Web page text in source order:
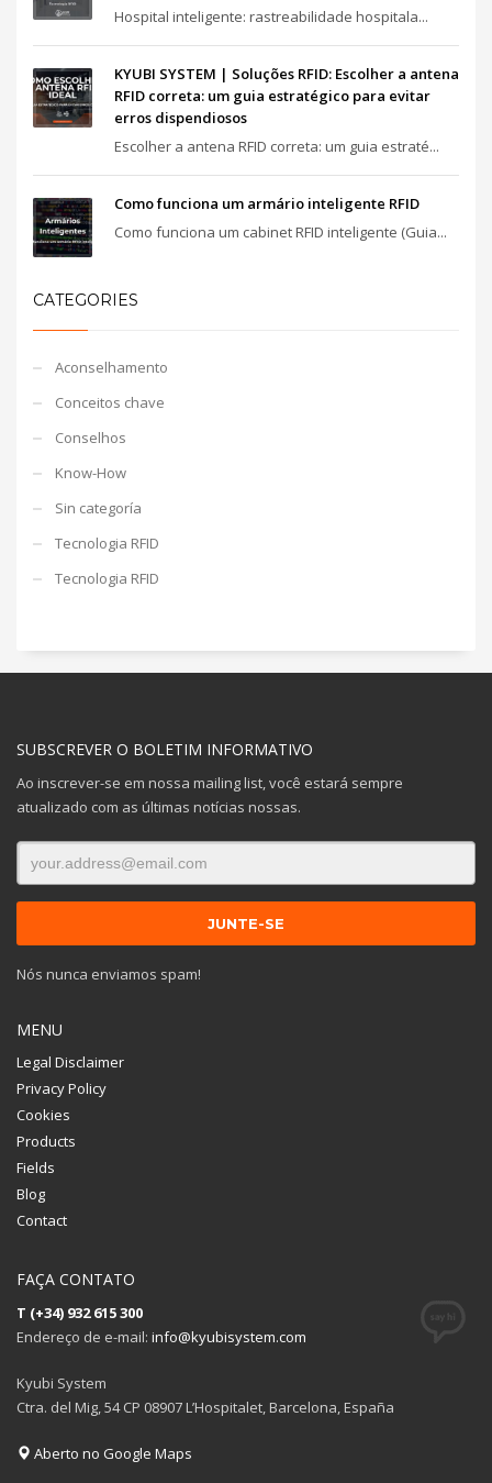
Hospital inteligente: rastreabilidade hospitala...
KYUBI SYSTEM | Soluções RFID: Escolher a antena
RFID correta: um guia estratégico para evitar
erros dispendiosos
Escolher a antena RFID correta: um guia estraté...
Como funciona um armário inteligente RFID
Como funciona um cabinet RFID inteligente (Guia...
CATEGORIES
Aconselhamento
Conceitos chave
Conselhos
Know-How
Sin categoría
Tecnologia RFID
Tecnologia RFID
SUBSCREVER O BOLETIM INFORMATIVO
Ao inscrever-se em nossa mailing list, você estará sempre
atualizado com as últimas notícias nossas.
Nós nunca enviamos spam!
MENU
Legal Disclaimer
Privacy Policy
Cookies
Products
Fields
Blog
Contact
FAÇA CONTATO
T (+34) 932 615 300
Endereço de e-mail: info@kyubisystem.com
Kyubi System
Ctra. del Mig, 54 CP 08907 L’Hospitalet, Barcelona, España
Aberto no Google Maps